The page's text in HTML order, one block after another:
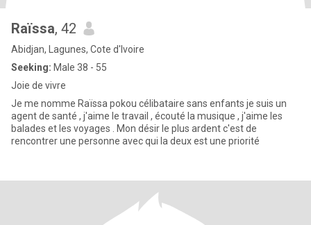
Raïssa, 42
Abidjan, Lagunes, Cote d'Ivoire
Seeking: Male 38 - 55
Joie de vivre
Je me nomme Raïssa pokou célibataire sans enfants je suis un
agent de santé , j'aime le travail , écouté la musique , j'aime les
balades et les voyages . Mon désir le plus ardent c'est de
rencontrer une personne avec qui la deux est une priorité